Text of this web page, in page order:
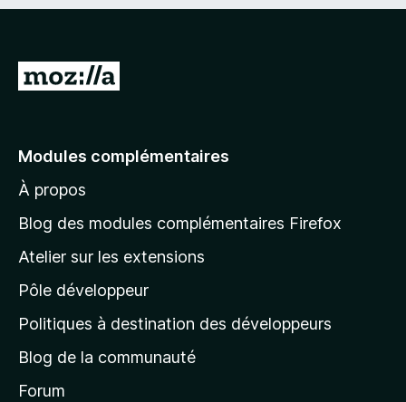
A
e
à
l
p
a
g
d
Modules complémentaires
À propos
Blog des modules complémentaires Firefox
Atelier sur les extensions
Pôle développeur
Politiques à destination des développeurs
Blog de la communauté
Forum